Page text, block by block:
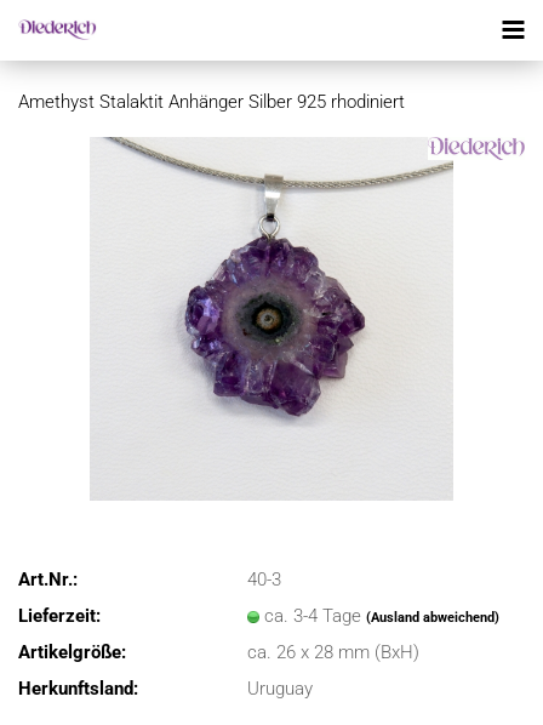
Amethyst Stalaktit Anhänger Silber 925 rhodiniert
Art.Nr.:
40-3
Lieferzeit:
ca. 3-4 Tage(Ausland abweichend)
Artikelgröße:
ca. 26 x 28 mm (BxH)
Herkunftsland:
Uruguay